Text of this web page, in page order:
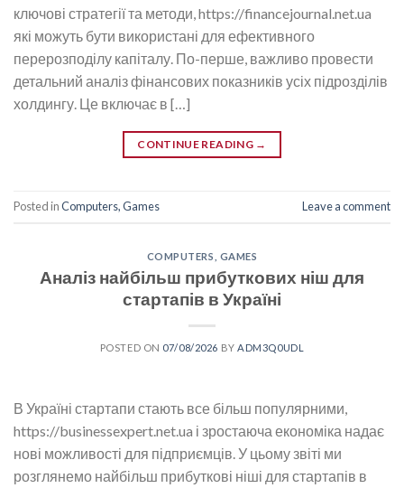
ключові стратегії та методи, https://financejournal.net.ua
які можуть бути використані для ефективного
перерозподілу капіталу. По-перше, важливо провести
детальний аналіз фінансових показників усіх підрозділів
холдингу. Це включає в […]
CONTINUE READING →
Posted inComputers, Games Leave a comment
COMPUTERS, GAMES
Аналіз найбільш прибуткових ніш для
стартапів в Україні
POSTED ON 07/08/2026 BYADM3Q0UDL
В Україні стартапи стають все більш популярними,
https://businessexpert.net.ua і зростаюча економіка надає
нові можливості для підприємців. У цьому звіті ми
розглянемо найбільш прибуткові ніші для стартапів в